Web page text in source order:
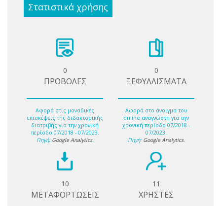
Στατιστικά χρήσης
0
ΠΡΟΒΟΛΕΣ
Αφορά στις μοναδικές
επισκέψεις της διδακτορικής
διατριβής για την χρονική
περίοδο 07/2018 - 07/2023.
Πηγή: Google Analytics.
0
ΞΕΦΥΛΛΙΣΜΑΤΑ
Αφορά στο άνοιγμα του
online αναγνώστη για την
χρονική περίοδο 07/2018 -
07/2023.
Πηγή: Google Analytics.
10
ΜΕΤΑΦΟΡΤΩΣΕΙΣ
11
ΧΡΗΣΤΕΣ